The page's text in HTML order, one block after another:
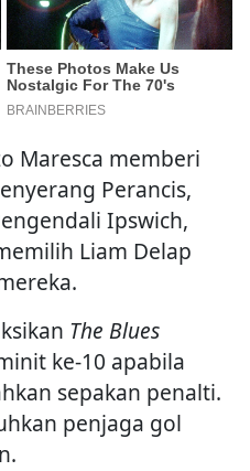
Maresca memberi
Perancis,
Ipswich,
Liam Delap
The Blues
ke-10 apabila
sepakan penalti.
penjaga gol